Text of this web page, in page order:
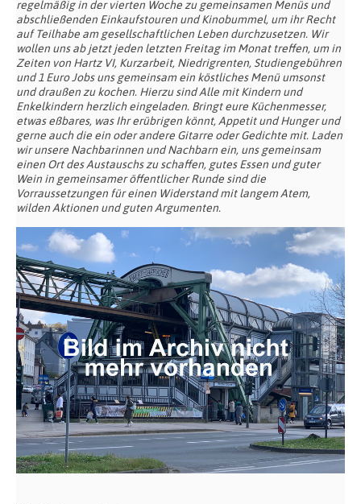
regelmäßig in der vierten Woche zu gemeinsamen Menüs und
abschließenden Einkaufstouren und Kinobummel, um ihr Recht
auf Teilhabe am gesellschaftlichen Leben durchzusetzen. Wir
wollen uns ab jetzt jeden letzten Freitag im Monat treffen, um in
Zeiten von Hartz VI, Kurzarbeit, Niedrigrenten, Studiengebühren
und 1 Euro Jobs uns gemeinsam ein köstliches Menü umsonst
und draußen zu kochen. Hierzu sind Alle mit Kindern und
Enkelkindern herzlich eingeladen. Bringt eure Küchenmesser,
etwas eßbares, was Ihr erübrigen könnt, Appetit und Hunger und
gerne auch die ein oder andere Gitarre oder Gedichte mit. Laden
wir unsere Nachbarinnen und Nachbarn ein, uns gemeinsam
einen Ort des Austauschs zu schaffen, gutes Essen und guter
Wein in gemeinsamer öffentlicher Runde sind die
Vorraussetzungen für einen Widerstand mit langem Atem,
wilden Aktionen und guten Argumenten.